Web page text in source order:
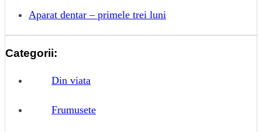
Aparat dentar – primele trei luni
Categorii:
Din viata
Frumusete